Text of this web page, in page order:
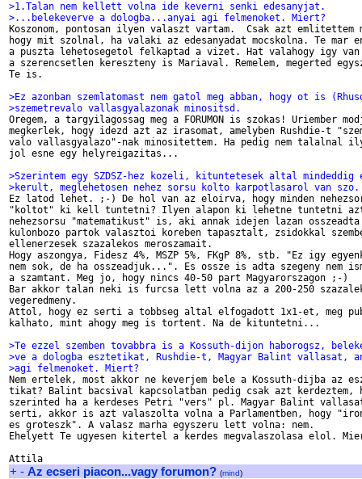
>1.Talan nem kellett volna ide keverni senki edesanyjat.
>...belekeverve a dologba...anyai agi felmenoket. Miert?
Koszonom, pontosan ilyen valaszt vartam.  Csak azt emlitettem
hogy mit szolnal, ha valaki az edesanyadat mocskolna. Te mar
a puszta lehetosegetol felkaptad a vizet. Hat valahogy igy van
a szerencsetlen kereszteny is Mariaval. Remelem, megerted
Te is.
>Ez azonban szemlatomast nem gatol meg abban, hogy ot is
>szemetrevalo vallasgyalazonak minositsd.
Oregem, a targyilagossag meg a FORUMON is szokas! Uriember
megkerlek, hogy idezd azt az irasomat, amelyben Rushdie-t
valo vallasgyalazo"-nak minositettem. Ha pedig nem talalnal
jol esne egy helyreigazitas...
>Szerintem egy SZDSZ-hez kozeli, kituntetesek altal mindeddig
>kerult, meglehetosen nehez sorsu kolto karpotlasarol van szo.
Ez latod lehet. ;-) De hol van az eloirva, hogy minden
"koltot" ki kell tuntetni? Ilyen alapon ki lehetne tuntetni
nehezsorsu "matematikust" is, aki annak idejen lazan
kulonbozo partok valasztoi koreben tapasztalt, zsidokkal
ellenerzesek szazalekos meroszamait.
Hogy aszongya, Fidesz 4%, MSZP 5%, FKgP 8%, stb. "Ez igy
nem sok, de ha osszeadjuk...". Es ossze is adta szegeny nem
a szamtant. Meg jo, hogy nincs 40-50 part Magyarorszagon ;-)
Bar akkor talan neki is furcsa lett volna az a 200-250
vegeredmeny.
Attol, hogy ez serti a tobbseg altal elfogadott 1x1-et, meg
kalhato, mint ahogy meg is tortent. Na de kituntetni...
>Te ezzel szemben tovabbra is a Kossuth-dijon haborogsz,
>ve a dologba esztetikat, Rushdie-t, Magyar Balint vallasat,
>agi felmenoket. Miert?
Nem ertelek, most akkor ne keverjem bele a Kossuth-dijba az
tikat? Balint bacsival kapcsolatban pedig csak azt kerdeztem,
szerinted ha a kerdeses Petri "vers" pl. Magyar Balint
serti, akkor is azt valaszolta volna a Parlamentben, hogy
es groteszk". A valasz marha egyszeru lett volna: nem.
Ehelyett Te ugyesen kitertel a kerdes megvalaszolasa elol.
+ - Az ecseri piacon...vagy forumon? (mind)